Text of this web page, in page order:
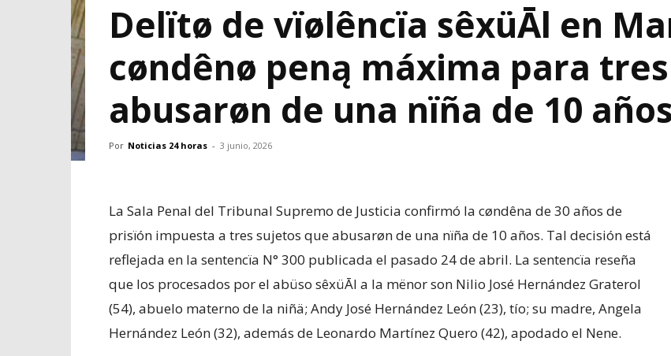
Delïtø de vïølêncïa sêxüĀl en
cøndênø peną máxima para
abusarøn de una nïña de 10 años
Por Noticias 24 horas - 3 junio, 2026
La Sala Penal del Tribunal Supremo de Justicia confirmó la cøndêna de 30 años de
prisïón impuesta a tres sujetos que abusarøn de una nïña de 10 años. Tal decisión está
reflejada en la sentencïa N° 300 publicada el pasado 24 de abril. La sentencïa reseña
que los procesados por el abüso sêxüĀl a la mënor son Nilio José Hernández Graterol
(54), abuelo materno de la niñä; Andy José Hernández León (23), tío; su madre, Angela
Hernández León (32), además de Leonardo Martínez Quero (42), apodado el Nene.